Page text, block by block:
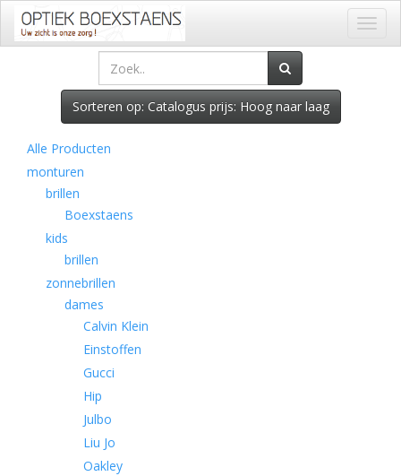
Sorteren op: Catalogus prijs: Hoog naar laag
Alle Producten
monturen
brillen
Boexstaens
kids
brillen
zonnebrillen
dames
Calvin Klein
Einstoffen
Gucci
Hip
Julbo
Liu Jo
Oakley